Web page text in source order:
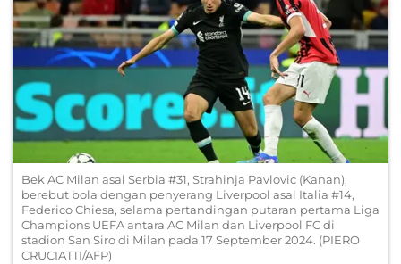
Bek AC Milan asal Serbia #31, Strahinja Pavlovic (Kanan),
berebut bola dengan penyerang Liverpool asal Italia #14,
Federico Chiesa, selama pertandingan putaran pertama Liga
Champions UEFA antara AC Milan dan Liverpool FC di
stadion San Siro di Milan pada 17 September 2024. (PIERO
CRUCIATTI/AFP)